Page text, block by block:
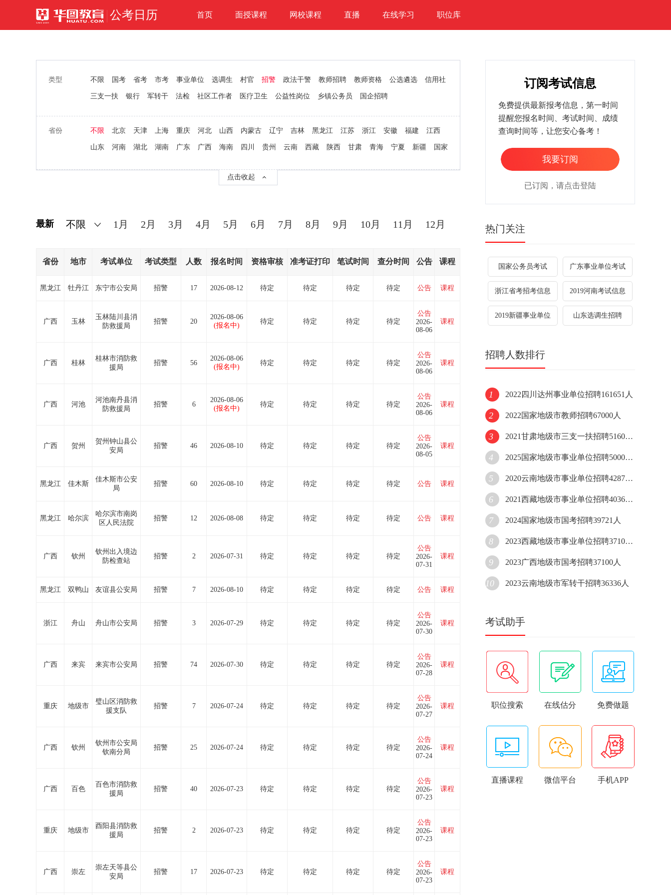
公考日历 首页 面授课程 网校课程 直播 在线学习 职位库
类型 不限 国考 省考 市考 事业单位 选调生 村官 招警 政法干警 教师招聘 教师资格 公选遴选 信用社
三支一扶 银行 军转干 法检 社区工作者 医疗卫生 公益性岗位 乡镇公务员 国企招聘
省份 不限 北京 天津 上海 重庆 河北 山西 内蒙古 辽宁 吉林 黑龙江 江苏 浙江 安徽 福建 江西
山东 河南 湖北 湖南 广东 广西 海南 四川 贵州 云南 西藏 陕西 甘肃 青海 宁夏 新疆 国家
点击收起
最新 1月 2月 3月 4月 5月 6月 7月 8月 9月 10月 11月 12月
省份 地市 考试单位 考试类型 人数 报名时间 资格审核 准考证打印 笔试时间 查分时间 公告 课程
黑龙江 牡丹江 东宁市公安局 招警 17 2026-08-12 待定 待定 待定 待定 公告 课程
广西 玉林
玉林陆川县消
防救援局
招警 20
2026-08-06
(报名中)
待定 待定 待定 待定
公告
2026-
08-06
课程
广西 桂林
桂林市消防救
援局
招警 56
2026-08-06
(报名中)
待定 待定 待定 待定
公告
2026-
08-06
课程
广西 河池
河池南丹县消
防救援局
招警 6
2026-08-06
(报名中)
待定 待定 待定 待定
公告
2026-
08-06
课程
广西 贺州
贺州钟山县公
安局
招警 46 2026-08-10 待定 待定 待定 待定
公告
2026-
08-05
课程
黑龙江 佳木斯
佳木斯市公安
局
招警 60 2026-08-10 待定 待定 待定 待定 公告 课程
黑龙江 哈尔滨
哈尔滨市南岗
区人民法院
招警 12 2026-08-08 待定 待定 待定 待定 公告 课程
广西 钦州
钦州出入境边
防检查站
招警 2 2026-07-31 待定 待定 待定 待定
公告
2026-
07-31
课程
黑龙江 双鸭山 友谊县公安局 招警 7 2026-08-10 待定 待定 待定 待定 公告 课程
浙江 舟山 舟山市公安局 招警 3 2026-07-29 待定 待定 待定 待定
公告
2026-
07-30
课程
广西 来宾 来宾市公安局 招警 74 2026-07-30 待定 待定 待定 待定
公告
2026-
07-28
课程
重庆 地级市
璧山区消防救
援支队
招警 7 2026-07-24 待定 待定 待定 待定
公告
2026-
07-27
课程
广西 钦州
钦州市公安局
钦南分局
招警 25 2026-07-24 待定 待定 待定 待定
公告
2026-
07-24
课程
广西 百色
百色市消防救
援局
招警 40 2026-07-23 待定 待定 待定 待定
公告
2026-
07-23
课程
重庆 地级市
酉阳县消防救
援局
招警 2 2026-07-23 待定 待定 待定 待定
公告
2026-
07-23
课程
广西 崇左
崇左天等县公
安局
招警 17 2026-07-23 待定 待定 待定 待定
公告
2026-
07-23
课程
订阅考试信息
免费提供最新报考信息，第一时间
提醒您报名时间、考试时间、成绩
查询时间等，让您安心备考！
我要订阅
已订阅，请点击登陆
热门关注
国家公务员考试 广东事业单位考试
浙江省考招考信息 2019河南考试信息
2019新疆事业单位 山东选调生招聘
招聘人数排行
1 2022四川达州事业单位招聘161651人
2 2022国家地级市教师招聘67000人
3 2021甘肃地级市三支一扶招聘51600人
4 2025国家地级市事业单位招聘50000人
5 2020云南地级市事业单位招聘42870人
6 2021西藏地级市事业单位招聘40361人
7 2024国家地级市国考招聘39721人
8 2023西藏地级市事业单位招聘37107人
9 2023广西地级市国考招聘37100人
10 2023云南地级市军转干招聘36336人
考试助手
职位搜索 在线估分 免费做题
直播课程 微信平台 手机APP